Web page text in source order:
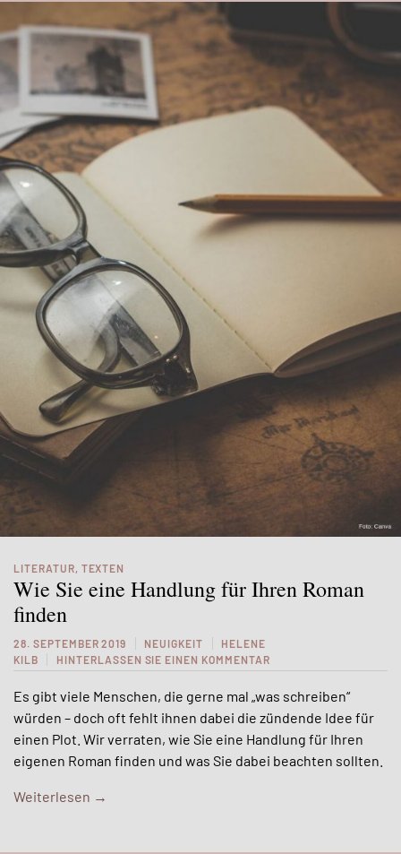
LITERATUR, TEXTEN
Wie Sie eine Handlung für Ihren Roman
finden
28. SEPTEMBER 2019 NEUIGKEIT
HELENE
KILB
HINTERLASSEN SIE EINEN KOMMENTAR
Es gibt viele Menschen, die gerne mal „was schreiben“
würden – doch oft fehlt ihnen dabei die zündende Idee für
einen Plot. Wir verraten, wie Sie eine Handlung für Ihren
eigenen Roman finden und was Sie dabei beachten sollten.
Weiterlesen →